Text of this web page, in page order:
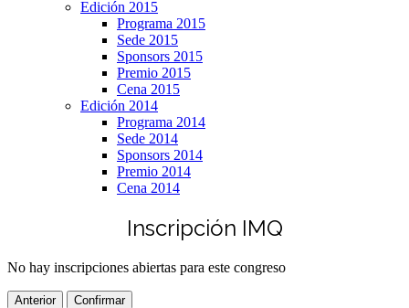
Edición 2015
Programa 2015
Sede 2015
Sponsors 2015
Premio 2015
Cena 2015
Edición 2014
Programa 2014
Sede 2014
Sponsors 2014
Premio 2014
Cena 2014
Inscripción IMQ
No hay inscripciones abiertas para este congreso
Anterior Confirmar